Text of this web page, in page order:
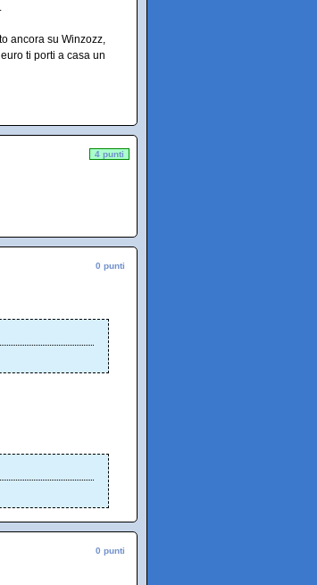
ancora su Winzozz,
ti porti a casa un
4 punti
0 punti
0 punti